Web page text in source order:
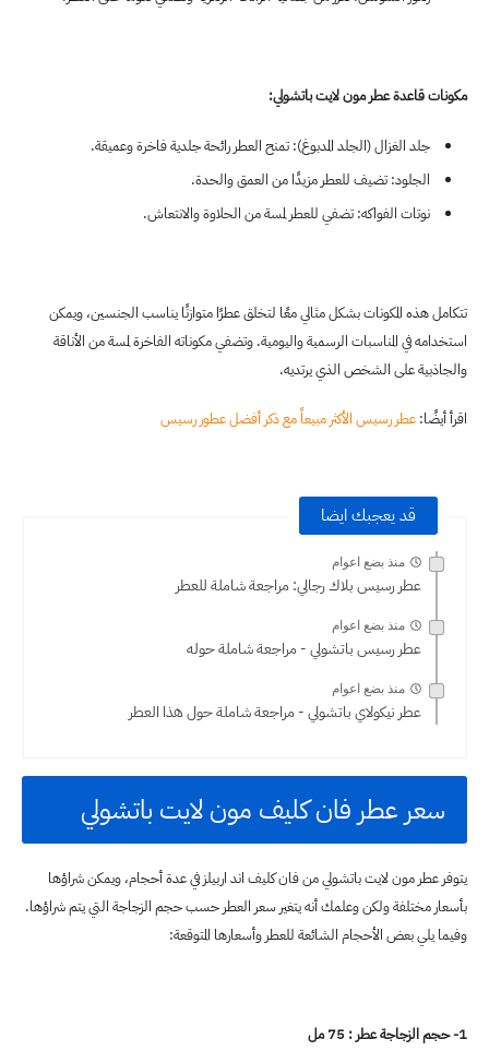
مكونات قاعدة عطر مون لايت باتشولي:
جلد الغزال (الجلد المدبوغ): تمنح العطر رائحة جلدية فاخرة وعميقة.
الجلود: تضيف للعطر مزيدًا من العمق والحدة.
نوتات الفواكه: تضفي للعطر لمسة من الحلاوة والانتعاش.
تتكامل هذه المكونات بشكل مثالي معًا لتخلق عطرًا متوازنًا يناسب الجنسين، ويمكن
استخدامه في المناسبات الرسمية واليومية. وتضفي مكوناته الفاخرة لمسة من الأناقة
والجاذبية على الشخص الذي يرتديه.
اقرأ أيضًا: عطر رسيس الأكثر مبيعاً مع ذكر أفضل عطور رسيس
قد يعجبك ايضا
منذ بضع اعوام
عطر رسيس بلاك رجالي: مراجعة شاملة للعطر
منذ بضع اعوام
عطر رسيس باتشولي - مراجعة شاملة حوله
منذ بضع اعوام
عطر نيكولاي باتشولي - مراجعة شاملة حول هذا العطر
سعر عطر فان كليف مون لايت باتشولي
يتوفر عطر مون لايت باتشولي من فان كليف اند اربيلز في عدة أحجام، ويمكن شراؤها
بأسعار مختلفة ولكن وعلمك أنه يتغير سعر العطر حسب حجم الزجاجة التي يتم شراؤها.
وفيما يلي بعض الأحجام الشائعة للعطر وأسعارها المتوقعة:
1- حجم الزجاجة عطر : 75 مل